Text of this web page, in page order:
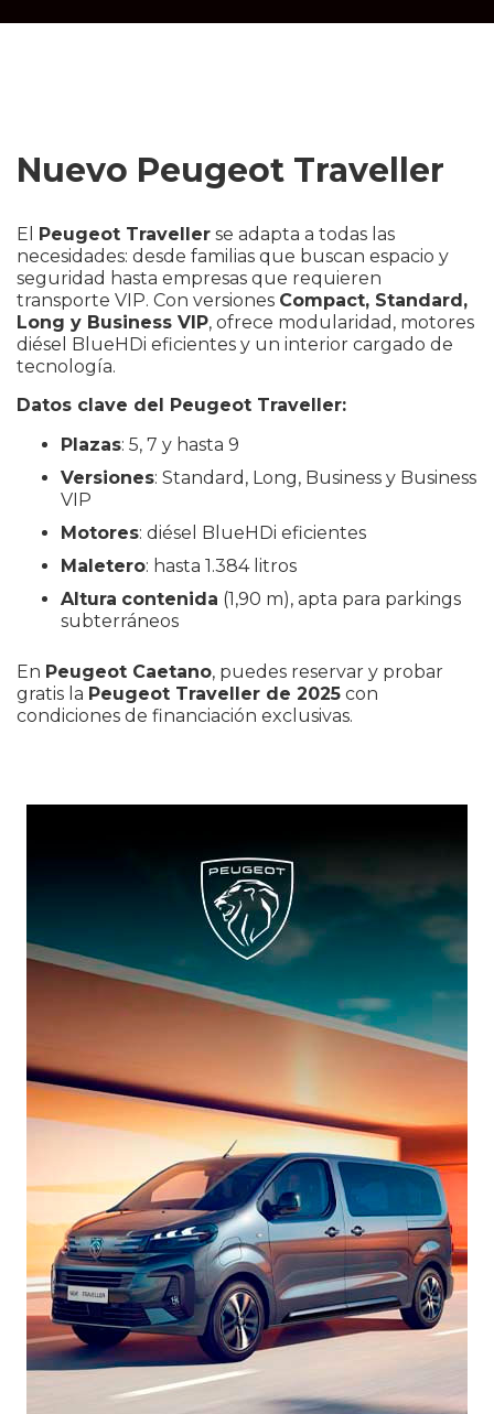
Nuevo Peugeot Traveller
El Peugeot Traveller se adapta a todas las
necesidades: desde familias que buscan espacio y
seguridad hasta empresas que requieren
transporte VIP. Con versiones Compact, Standard,
Long y Business VIP, ofrece modularidad, motores
diésel BlueHDi eficientes y un interior cargado de
tecnología.
Datos clave del Peugeot Traveller:
Plazas: 5, 7 y hasta 9
Versiones: Standard, Long, Business y Business
VIP
Motores: diésel BlueHDi eficientes
Maletero: hasta 1.384 litros
Altura contenida (1,90 m), apta para parkings
subterráneos
En Peugeot Caetano, puedes reservar y probar
gratis la Peugeot Traveller de 2025 con
condiciones de financiación exclusivas.